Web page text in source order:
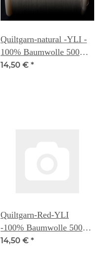
Quiltgarn-natural -YLI -
100% Baumwolle 500
Yd. (ca 457m) -
14,50 € *
Quiltgarn-Red-YLI
-100% Baumwolle 500
Yd. (ca 457m) -
14,50 € *